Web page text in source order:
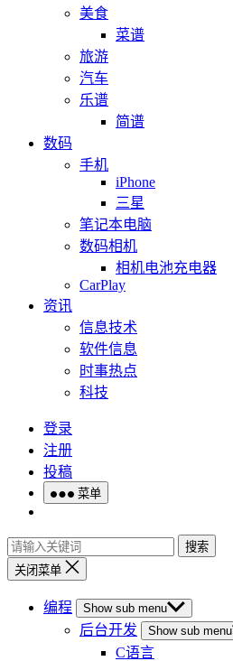
美食
菜谱
旅游
汽车
乐谱
简谱
数码
手机
iPhone
三星
笔记本电脑
数码相机
相机电池充电器
CarPlay
资讯
信息技术
软件信息
时事热点
科技
登录
注册
投稿
菜单
搜索
关闭菜单
编程 Show sub menu
后台开发 Show sub menu
C语言